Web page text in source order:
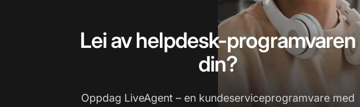
Lei av helpdesk-programvaren
din?
Oppdag LiveAgent – en kundeserviceprogramvare med